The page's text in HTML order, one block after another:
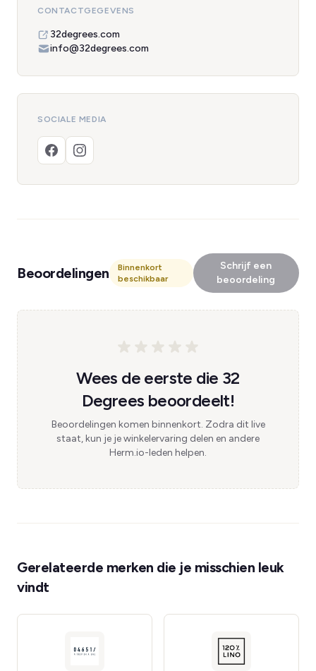
CONTACTGEGEVENS
32degrees.com
info@32degrees.com
SOCIALE MEDIA
Beoordelingen
Binnenkort
beschikbaar
Schrijf een
beoordeling
Wees de eerste die 32
Degrees beoordeelt!
Beoordelingen komen binnenkort. Zodra dit live
staat, kun je je winkelervaring delen en andere
Herm.io-leden helpen.
Gerelateerde merken die je misschien leuk
vindt